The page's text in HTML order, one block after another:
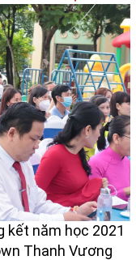
kết năm học 2021
Thanh Vương